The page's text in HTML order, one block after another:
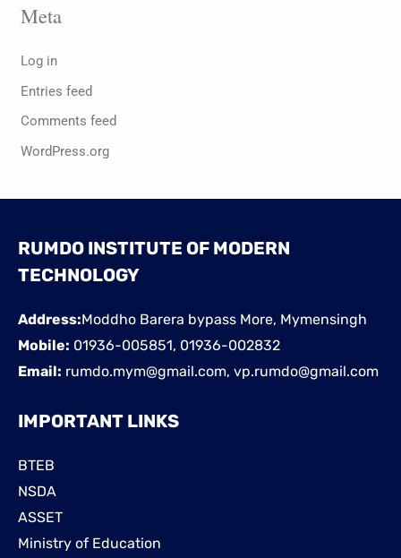
Meta
Log in
Entries feed
Comments feed
WordPress.org
RUMDO INSTITUTE OF MODERN
TECHNOLOGY
Address:Moddho Barera bypass More, Mymensingh
Mobile: 01936-005851, 01936-002832
Email: rumdo.mym@gmail.com, vp.rumdo@gmail.com
IMPORTANT LINKS
BTEB
NSDA
ASSET
Ministry of Education